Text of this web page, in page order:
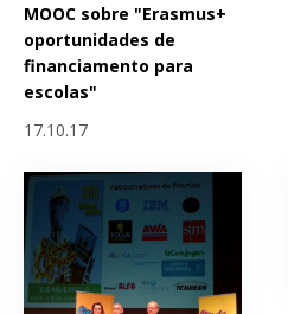
MOOC sobre "Erasmus+
oportunidades de
financiamento para
escolas"
17.10.17